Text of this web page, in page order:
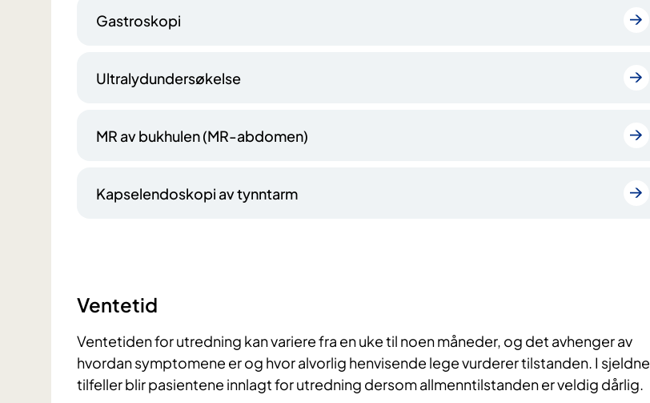
Gastroskopi
Ultralydundersøkelse
MR av bukhulen (MR-abdomen)
Kapselendoskopi av tynntarm
Ventetid
Ventetiden for utredning kan variere fra en uke til noen måneder, og det avhenger av
hvordan symptomene er og hvor alvorlig henvisende lege vurderer tilstanden. I sjeldne
tilfeller blir pasientene innlagt for utredning dersom allmenntilstanden er veldig dårlig.